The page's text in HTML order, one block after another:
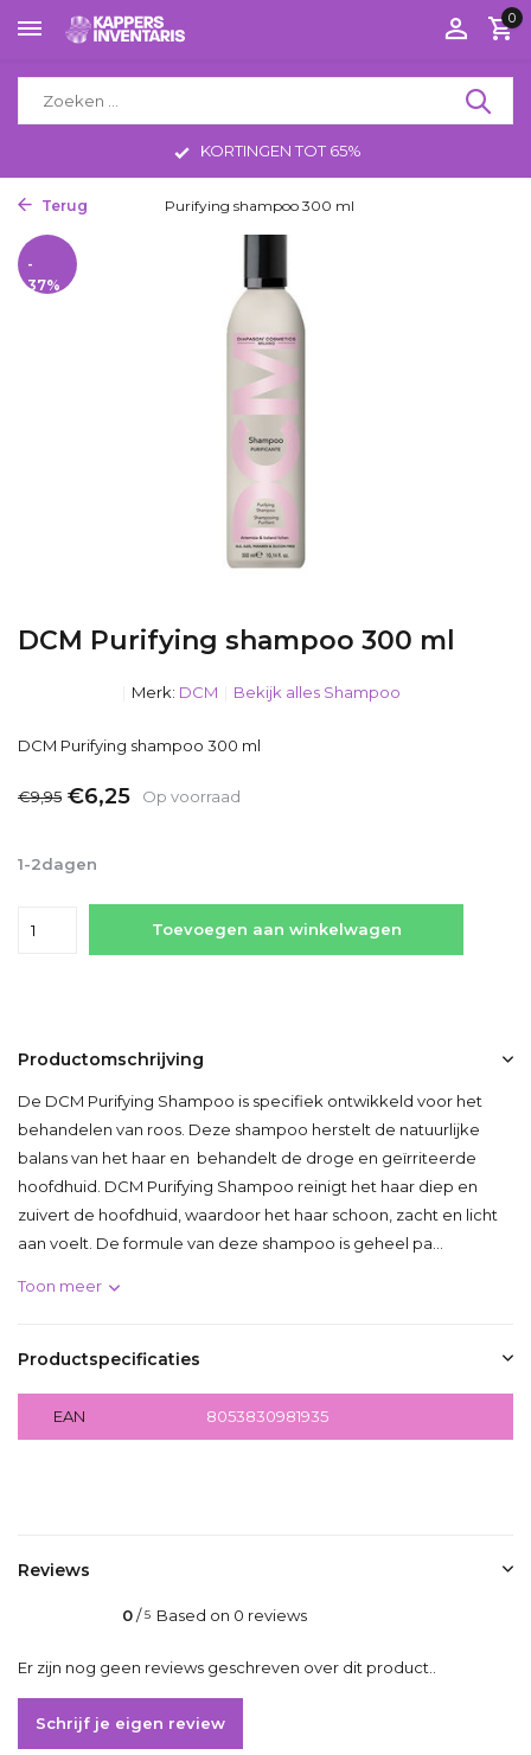
0
KORTINGEN TOT 65%
Terug Purifying shampoo 300 ml
DCM Purifying shampoo 300 ml
-
37%
Merk: DCM Bekijk alles Shampoo
DCM Purifying shampoo 300 ml
€9,95 €6,25 Op voorraad
1-2dagen
Toevoegen aan winkelwagen
Productomschrijving
De DCM Purifying Shampoo is specifiek ontwikkeld voor het
behandelen van roos. Deze shampoo herstelt de natuurlijke
balans van het haar en behandelt de droge en geïrriteerde
hoofdhuid. DCM Purifying Shampoo reinigt het haar diep en
zuivert de hoofdhuid, waardoor het haar schoon, zacht en licht
aan voelt. De formule van deze shampoo is geheel pa...
Toon meer
Productspecificaties
EAN 8053830981935
Reviews
0/5 Based on 0 reviews
Er zijn nog geen reviews geschreven over dit product..
Schrijf je eigen review